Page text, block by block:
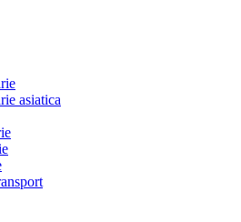
asiatica